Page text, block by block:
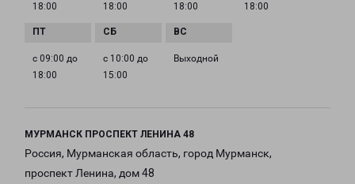
18:00
18:00
18:00
18:00
с 09:00 до
18:00
с 10:00 до
15:00
Выходной
МУРМАНСК ПРОСПЕКТ ЛЕНИНА 48
Россия, Мурманская область, город Мурманск,
проспект Ленина, дом 48